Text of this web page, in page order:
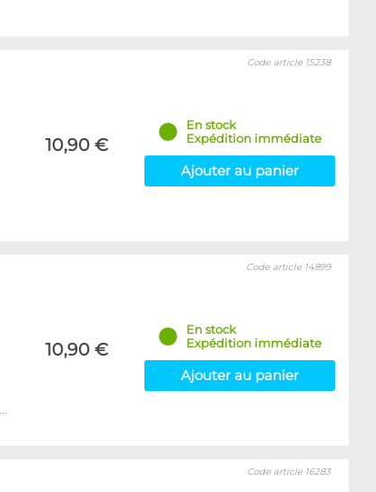
10,90 €
Code article 15238
En stock
Expédition immédiate
Ajouter au panier
10,90 €
Code article 14899
En stock
Expédition immédiate
Ajouter au panier
Code article 16283